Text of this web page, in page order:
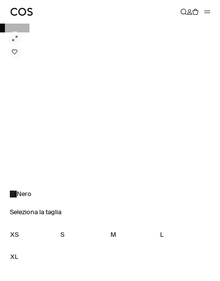
Nero
Seleziona la taglia
XS S M L
XL